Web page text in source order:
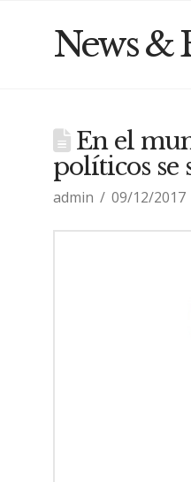
News &
En el
políticos se
admin 09/12/2017